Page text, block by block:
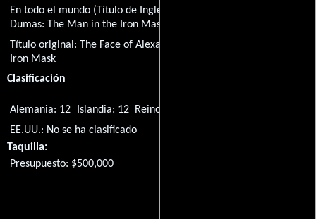
En todo el mundo (Título de Inglés):
Dumas: The Man in the Iron Mask
Título original:The Face of Alexandre Dumas: The Man in the
Iron Mask
Clasificación
Alemania: 12 Islandia: 12
Reino Unido: 15
EE.UU.: No se ha clasificado
Taquilla:
Presupuesto: $500,000